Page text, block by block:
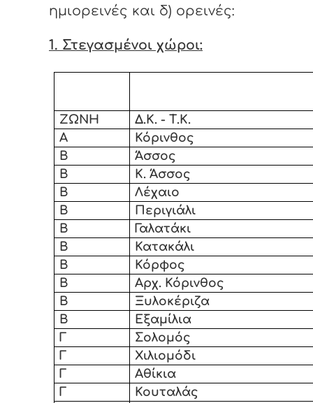
ημιορεινές και δ) ορεινές:
1. Στεγασμένοι χώροι:
ΖΩΝΗ
Δ.Κ. - Τ.Κ.
Α
Κόρινθος
Β
Άσσος
Β
Κ. Άσσος
Β
Λέχαιο
Β
Περιγιάλι
Β
Γαλατάκι
Β
Κατακάλι
Β
Κόρφος
Β
Αρχ. Κόρινθος
Β
Ξυλοκέριζα
Β
Εξαμίλια
Γ
Σολομός
Γ
Χιλιομόδι
Γ
Αθίκια
Γ
Κουταλάς